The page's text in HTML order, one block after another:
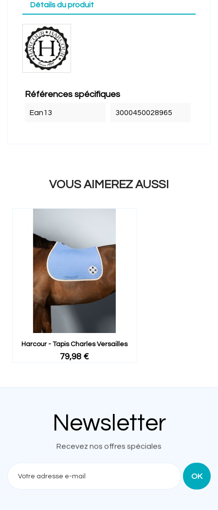
Détails du produit
Références spécifiques
Ean13 3000450028965
VOUS AIMEREZ AUSSI
Harcour - Tapis Charles Versailles
79,98 €
Newsletter
Recevez nos offres spéciales